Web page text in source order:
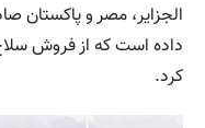
الجزایر، مصر و پاکستان
داده‌ است که از فروش
کرد.